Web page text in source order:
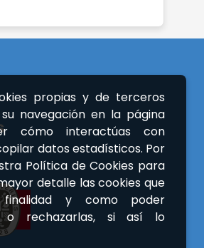
propias y de terceros
navegación en la página
cómo interactúas con
datos estadísticos. Por
Política de Cookies para
detalle las cookies que
finalidad y como poder
o rechazarlas, si así lo